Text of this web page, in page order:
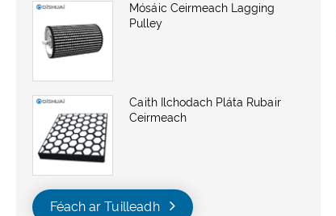
Mósáic Ceirmeach Lagging
Pulley
Caith Ilchodach Pláta Rubair
Ceirmeach
Féach ar Tuilleadh